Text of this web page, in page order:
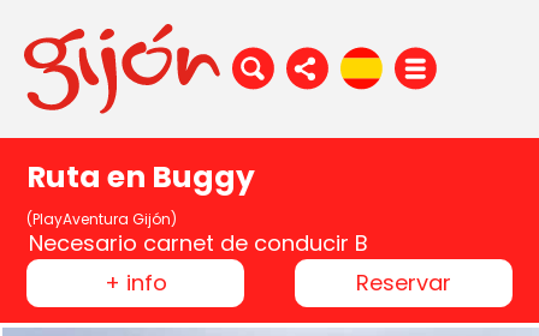
Ruta en Buggy
(PlayAventura Gijón)
Necesario carnet de conducir B
+ info
Reservar